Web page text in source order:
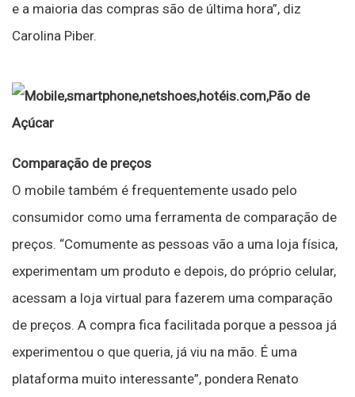
e a maioria das compras são de última hora”, diz
Carolina Piber.
Comparação de preços
O mobile também é frequentemente usado pelo
consumidor como uma ferramenta de comparação de
preços. “Comumente as pessoas vão a uma loja física,
experimentam um produto e depois, do próprio celular,
acessam a loja virtual para fazerem uma comparação
de preços. A compra fica facilitada porque a pessoa já
experimentou o que queria, já viu na mão. É uma
plataforma muito interessante”, pondera Renato